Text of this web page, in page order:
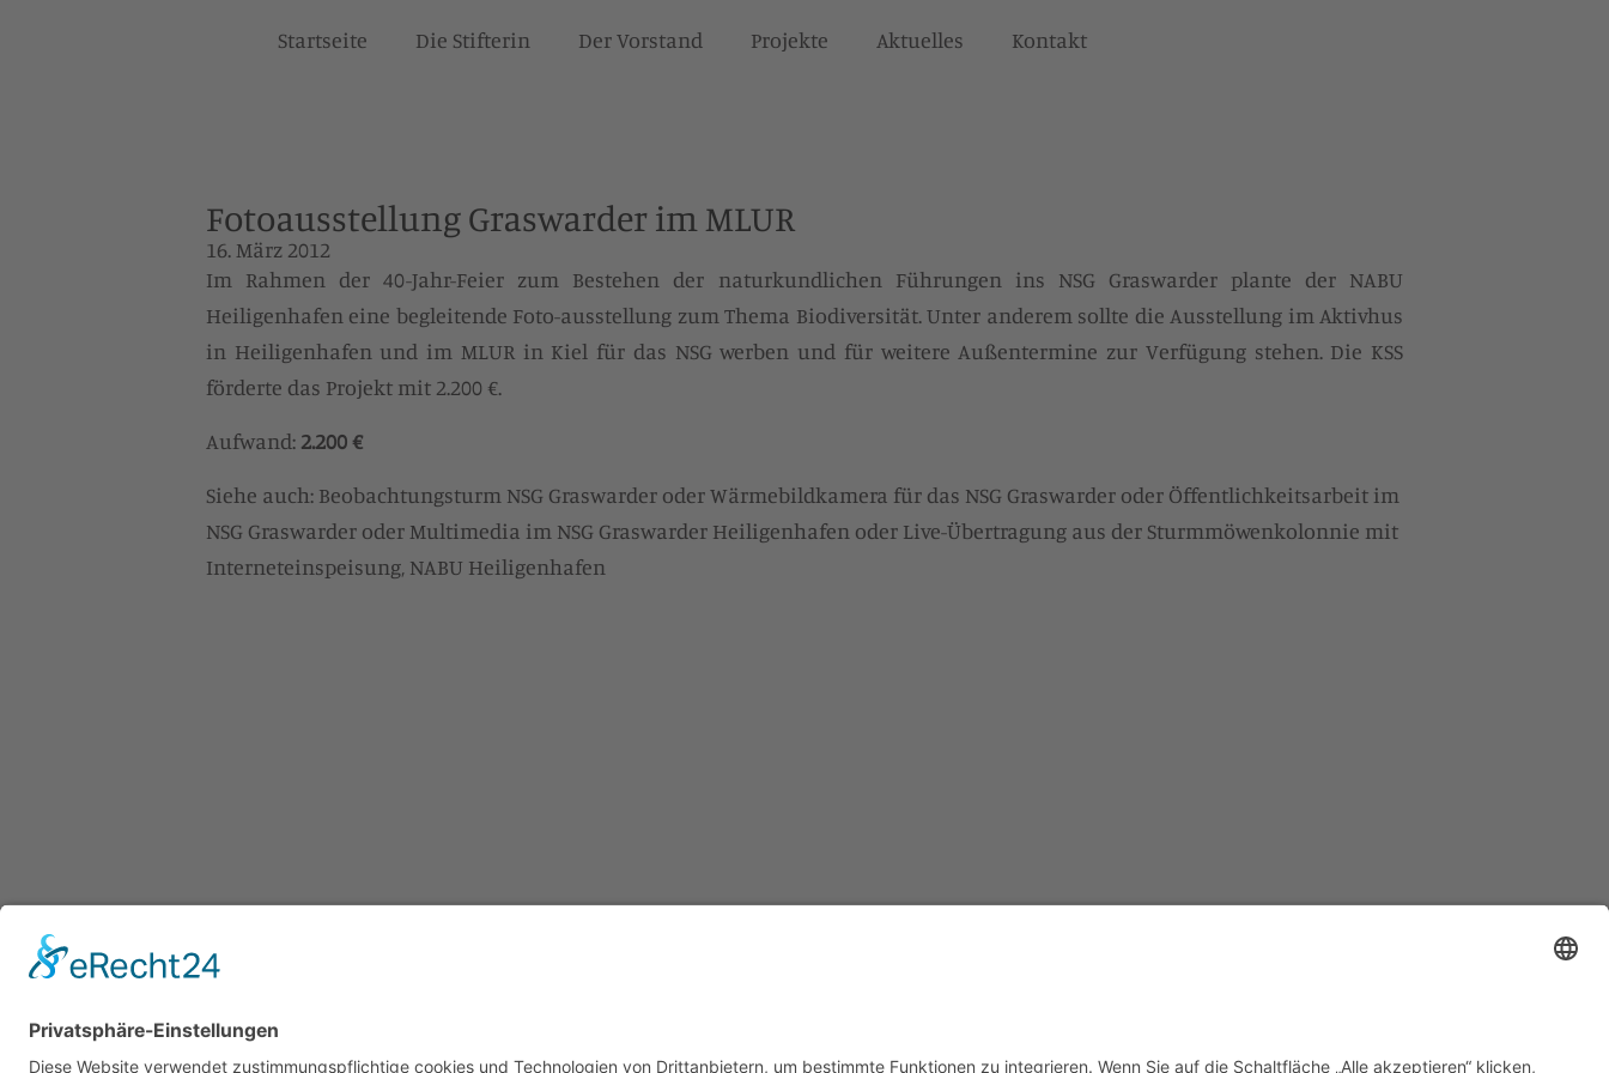
Startseite Die Stifterin Der Vorstand Projekte Aktuelles Kontakt
Fotoausstellung Graswarder im MLUR
16. März 2012
Im Rahmen der 40-Jahr-Feier zum Bestehen der naturkundlichen Führungen ins NSG Graswarder plante der NABU
Heiligenhafen eine begleitende Foto-ausstellung zum Thema Biodiversität. Unter anderem sollte die Ausstellung im Aktivhus
in Heiligenhafen und im MLUR in Kiel für das NSG werben und für weitere Außentermine zur Verfügung stehen. Die KSS
förderte das Projekt mit 2.200 €.
Aufwand: 2.200 €
Siehe auch: Beobachtungsturm NSG Graswarder oderWärmebildkamera für das NSG Graswarder oder Öffentlichkeitsarbeit im
NSG Graswarder oder Multimedia im NSG Graswarder Heiligenhafen oder Live-Übertragung aus der Sturmmöwenkolonnie mit
Interneteinspeisung, NABU Heiligenhafen